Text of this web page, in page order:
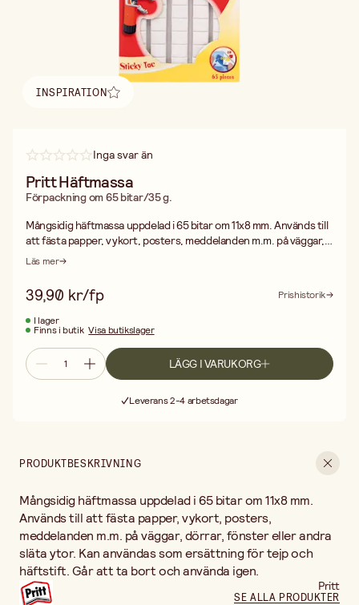
INSPIRATION
Hitta inspiration
Inga svar än
Pritt Häftmassa
Förpackning om 65 bitar/35 g.
Mångsidig häftmassa uppdelad i 65 bitar om 11x8 mm. Används till
att fästa papper, vykort, posters, meddelanden m.m. på väggar,
dörrar, fönster eller andra släta ytor. Kan användas som
igen.
Läs mer
39,90 kr/fp
Prishistorik
I lager
Finns i butik Visa butikslager
LÄGG I VARUKORG
Leverans 2-4 arbetsdagar
PRODUKTBESKRIVNING
Mångsidig häftmassa uppdelad i 65 bitar om 11x8 mm.
Används till att fästa papper, vykort, posters,
meddelanden m.m. på väggar, dörrar, fönster eller andra
släta ytor. Kan användas som ersättning för tejp och
häftstift. Går att ta bort och använda igen.
Pritt
SE ALLA PRODUKTER